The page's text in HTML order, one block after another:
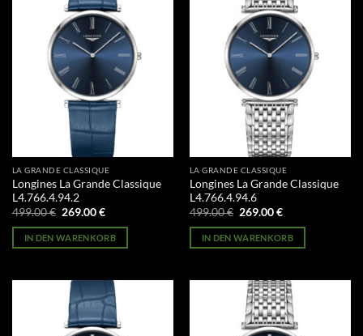
LA GRANDE CLASSIQUE
Longines La Grande Classique
L4.766.4.94.2
499.00€ Ursprünglicher
war:
499.00 €
269.00€Aktueller
ist:
269.00 €.
IN DEN WARENKORB
LA GRANDE CLASSIQUE
Longines La Grande Classique
L4.766.4.94.6
499.00€ Ursprünglicher
war:
499.00 €
269.00€Aktueller
ist:
269.00 €.
IN DEN WARENKORB